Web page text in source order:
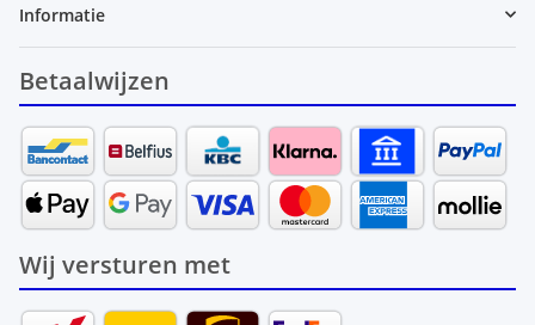
Informatie
Betaalwijzen
Wij versturen met